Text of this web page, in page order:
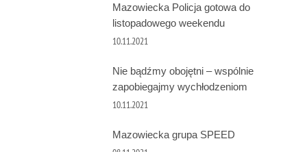
Mazowiecka Policja gotowa do
listopadowego weekendu
10.11.2021
Nie bądźmy obojętni – wspólnie
zapobiegajmy wychłodzeniom
10.11.2021
Mazowiecka grupa SPEED